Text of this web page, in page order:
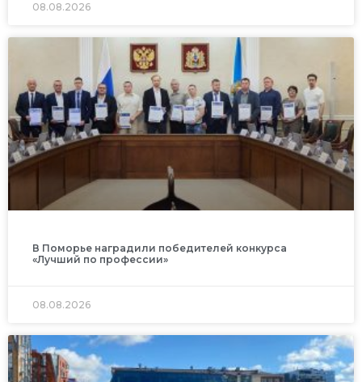
08.08.2026
В Поморье наградили победителей конкурса
«Лучший по профессии»
08.08.2026